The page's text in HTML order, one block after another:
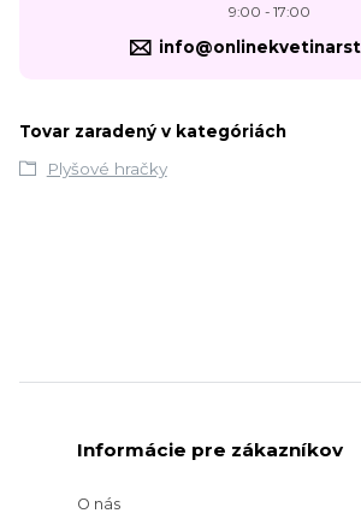
9:00 - 17:00
Tovar zaradený v kategóriách
Plyšové hračky
Informácie pre zákazníkov
O nás